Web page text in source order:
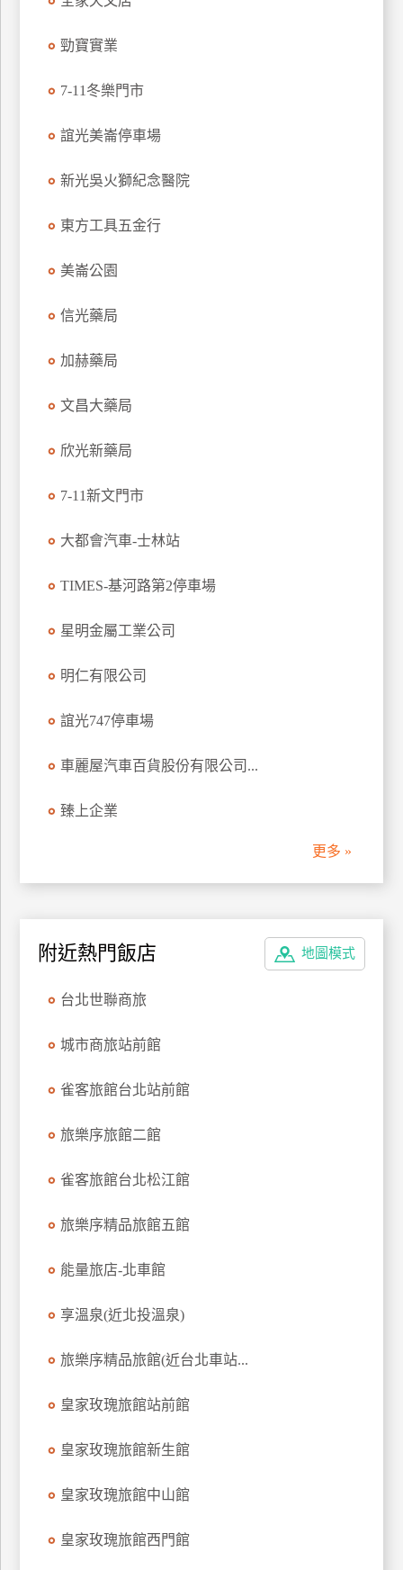
勁寶實業
7-11冬樂門市
誼光美崙停車場
新光吳火獅紀念醫院
東方工具五金行
美崙公園
信光藥局
加赫藥局
文昌大藥局
欣光新藥局
7-11新文門市
大都會汽車-士林站
TIMES-基河路第2停車場
星明金屬工業公司
明仁有限公司
誼光747停車場
車麗屋汽車百貨股份有限公司...
臻上企業
更多 »
地圖模式
附近熱門飯店
台北世聯商旅
城市商旅站前館
雀客旅館台北站前館
旅樂序旅館二館
雀客旅館台北松江館
旅樂序精品旅館五館
能量旅店-北車館
享溫泉(近北投溫泉)
旅樂序精品旅館(近台北車站...
皇家玫瑰旅館站前館
皇家玫瑰旅館新生館
皇家玫瑰旅館中山館
皇家玫瑰旅館西門館